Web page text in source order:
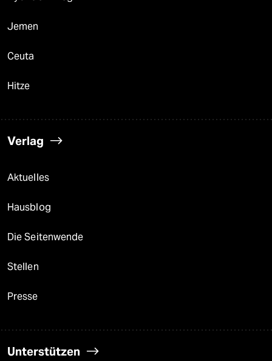
Jemen
Ceuta
Hitze
Verlag
Aktuelles
Hausblog
Die Seitenwende
Stellen
Presse
Unterstützen